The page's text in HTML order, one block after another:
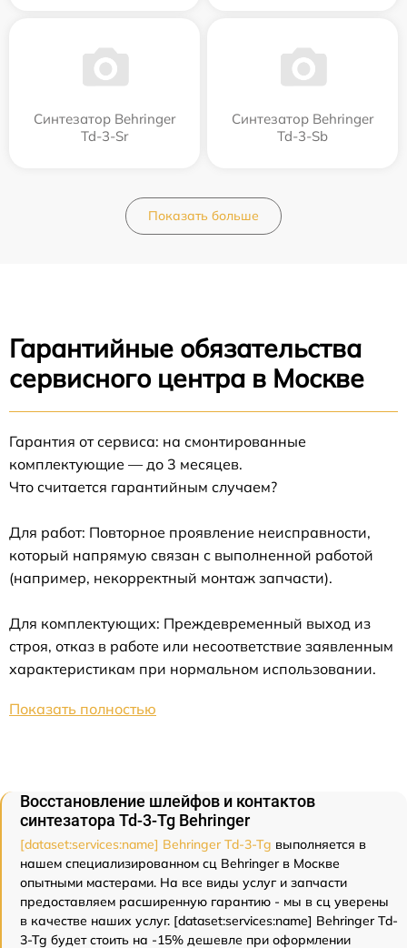
Синтезатор Behringer
Td-3-Sr
Синтезатор Behringer
Td-3-Sb
Показать больше
Гарантийные обязательства
сервисного центра в Москве
Гарантия от сервиса: на смонтированные
комплектующие — до 3 месяцев.
Что считается гарантийным случаем?
Для работ: Повторное проявление неисправности,
который напрямую связан с выполненной работой
(например, некорректный монтаж запчасти).
Для комплектующих: Преждевременный выход из
строя, отказ в работе или несоответствие заявленным
характеристикам при нормальном использовании.
Показать полностью
Восстановление шлейфов и контактов
синтезатора Td-3-Tg Behringer
[dataset:services:name] Behringer Td-3-Tg выполняется в
нашем специализированном сц Behringer в Москве
опытными мастерами. На все виды услуг и запчасти
предоставляем расширенную гарантию - мы в сц уверены
в качестве наших услуг. [dataset:services:name] Behringer Td-
3-Tg будет стоить на -15% дешевле при оформлении